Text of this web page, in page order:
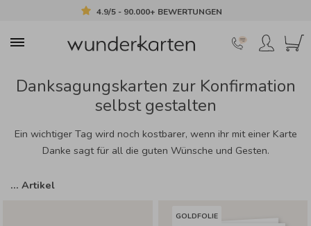
4.9/5 - 90.000+ BEWERTUNGEN
Danksagungskarten zur Konfirmation
selbst gestalten
Ein wichtiger Tag wird noch kostbarer, wenn ihr mit einer Karte
Danke sagt für all die guten Wünsche und Gesten.
… Artikel
GOLDFOLIE